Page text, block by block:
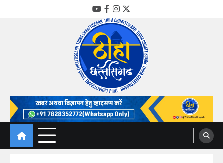
YouTube
Facebook
Instagram
Twitter
Thiha Chhattisgarh
गोठ जन-जन के